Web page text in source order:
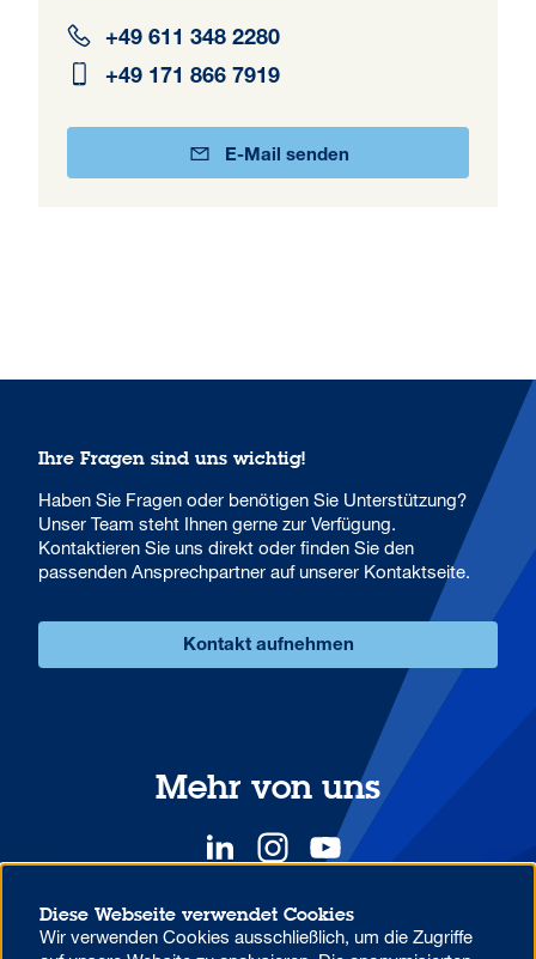
+49 611 348 2280
+49 171 866 7919
E-Mail senden
Ihre Fragen sind uns wichtig!
Haben Sie Fragen oder benötigen Sie Unterstützung?
Unser Team steht Ihnen gerne zur Verfügung.
Kontaktieren Sie uns direkt oder finden Sie den
passenden Ansprechpartner auf unserer Kontaktseite.
Kontakt aufnehmen
Mehr von uns
YOUR COMPETITIVE ADVANTAGE.
Diese Webseite verwendet Cookies
Wir verwenden Cookies ausschließlich, um die Zugriffe